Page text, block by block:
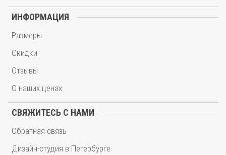
ИНФОРМАЦИЯ
Размеры
Скидки
Отзывы
О наших ценах
СВЯЖИТЕСЬ С НАМИ
Обратная связь
Дизайн-студия в Петербурге